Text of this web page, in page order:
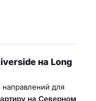
на Long
для
на Северном